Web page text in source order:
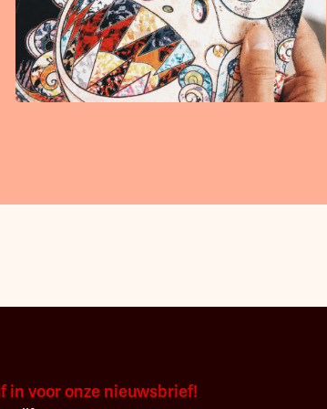
in voor onze nieuwsbrief!